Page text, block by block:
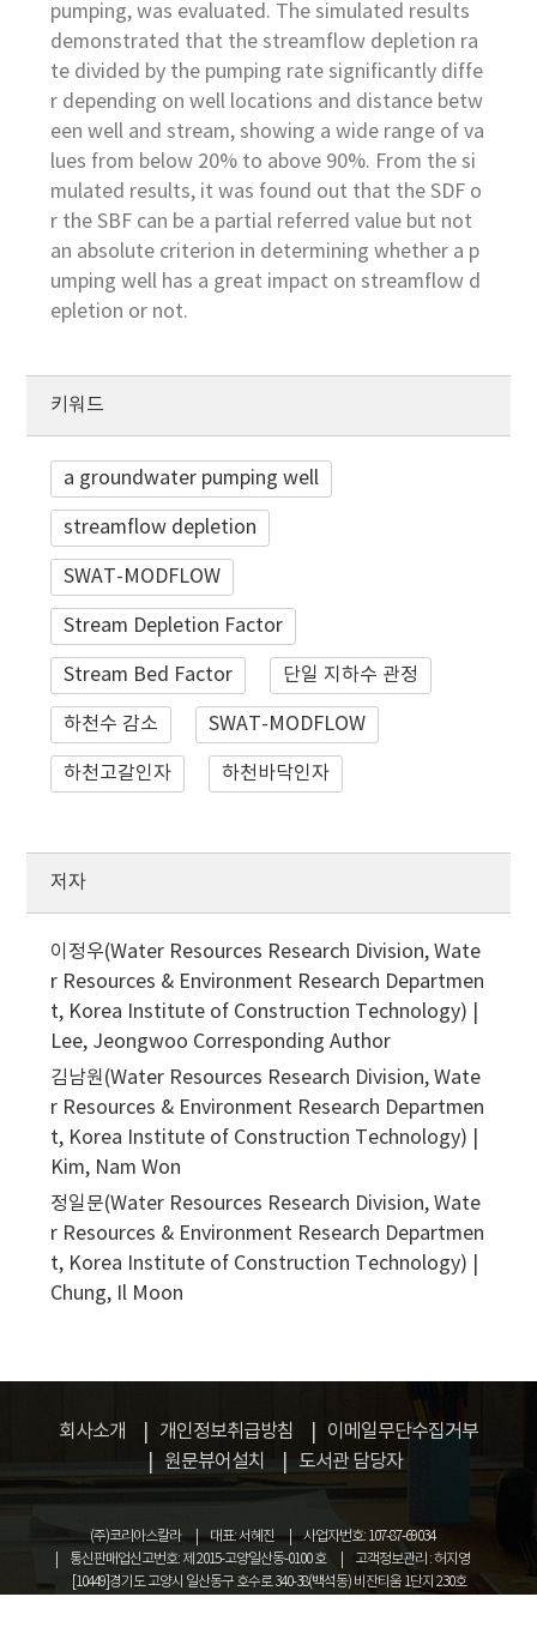
pumping, was evaluated. The simulated results
demonstrated that the streamflow depletion ra
te divided by the pumping rate significantly diffe
r depending on well locations and distance betw
een well and stream, showing a wide range of va
lues from below 20% to above 90%. From the si
mulated results, it was found out that the SDF o
r the SBF can be a partial referred value but not
an absolute criterion in determining whether a p
umping well has a great impact on streamflow d
epletion or not.
키워드
a groundwater pumping well
streamflow depletion
SWAT-MODFLOW
Stream Depletion Factor
Stream Bed Factor 단일 지하수 관정
하천수 감소 SWAT-MODFLOW
하천고갈인자 하천바닥인자
저자
이정우(Water Resources Research Division, Wate
r Resources & Environment Research Departmen
t, Korea Institute of Construction Technology) |
Lee, Jeongwoo Corresponding Author
김남원(Water Resources Research Division, Wate
r Resources & Environment Research Departmen
t, Korea Institute of Construction Technology) |
Kim, Nam Won
정일문(Water Resources Research Division, Wate
r Resources & Environment Research Departmen
t, Korea Institute of Construction Technology) |
Chung, Il Moon
회사소개 개인정보취급방침
이메일무단수집거부
원문뷰어설치
도서관 담당자
(주)코리아스칼라 대표: 서혜진
사업자번호: 107-87-69034
통신판매업신고번호: 제 2015-고양일산동-0100 호
고객정보관리 : 허지영
[10449]경기도 고양시 일산동구 호수로 340-38(백석동) 비잔티움 1단지 230호